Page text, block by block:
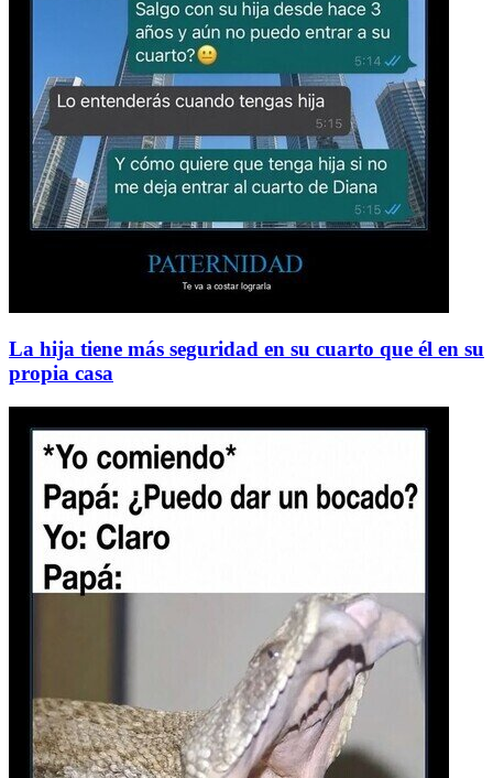
La hija tiene más seguridad en su cuarto que él en su
propia casa